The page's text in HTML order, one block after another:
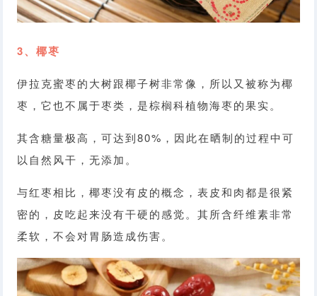
3、椰枣
伊拉克蜜枣的大树跟椰子树非常像，所以又被称为椰
枣，它也不属于枣类，是棕榈科植物海枣的果实。
其含糖量极高，可达到80%，因此在晒制的过程中可
以自然风干，无添加。
与红枣相比，椰枣没有皮的概念，表皮和肉都是很紧
密的，皮吃起来没有干硬的感觉。其所含纤维素非常
柔软，不会对胃肠造成伤害。